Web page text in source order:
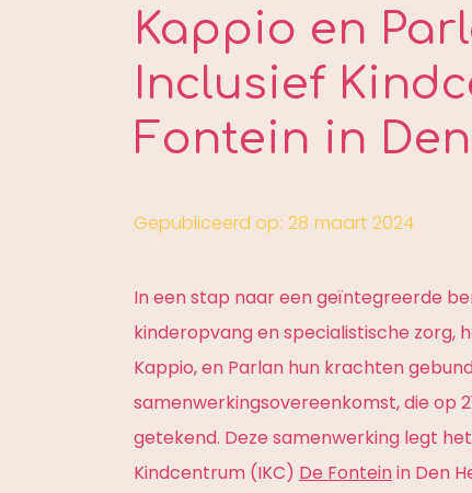
Kappio en
Inclusief
Fontein in
Gepubliceerd op: 28 maart 2024
In een stap naar een geïntegreerde
kinderopvang en specialistische zorg,
Kappio, en Parlan hun krachten
samenwerkingsovereenkomst, die op
getekend. Deze samenwerking legt
Kindcentrum (IKC) De Fonteinin Den